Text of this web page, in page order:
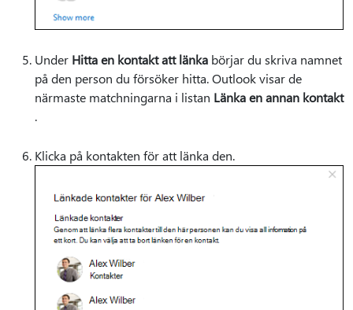
Under Hitta en kontakt att länka börjar du skriva namnet
på den person du försöker hitta. Outlook visar de
närmaste matchningarna i listan Länka en annan kontakt
.
Klicka på kontakten för att länka den.